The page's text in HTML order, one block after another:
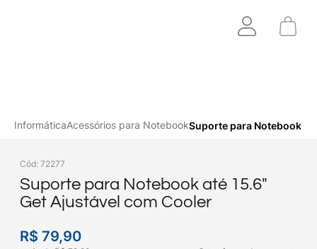
InformáticaAcessórios para NotebookSuporte para Notebook
Cód: 72277
Suporte para Notebook até 15.6"
Get Ajustável com Cooler
R$ 79,90